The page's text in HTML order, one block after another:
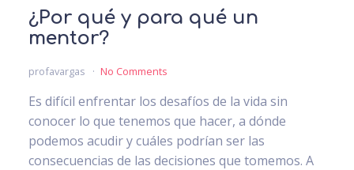
¿Por qué y para qué un
mentor?
profavargas No Comments
Es difícil enfrentar los desafíos de la vida sin
conocer lo que tenemos que hacer, a dónde
podemos acudir y cuáles podrían ser las
consecuencias de las decisiones que tomemos. A